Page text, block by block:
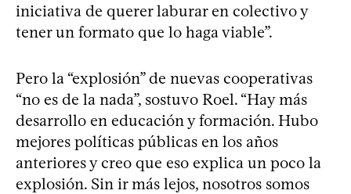
iniciativa de querer laburar en colectivo y
tener un formato que lo haga viable”.
Pero la “explosión” de nuevas cooperativas
“no es de la nada”, sostuvo Roel. “Hay más
desarrollo en educación y formación. Hubo
mejores políticas públicas en los años
anteriores y creo que eso explica un poco la
explosión. Sin ir más lejos, nosotros somos